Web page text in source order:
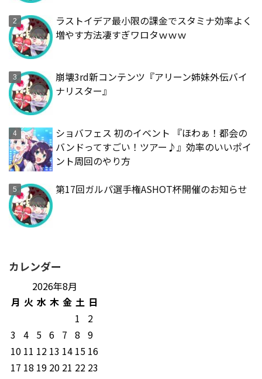
ラストイデア最小限の課金でスタミナ効率よく
増やす方法凄すぎワロタｗｗｗ
崩壊3rd新コンテンツ『アリーン姉妹外伝バイ
ナリスター』
ショバフェス 初のイベント 『ほわぁ！都会の
バンドってすごい！ツアー♪』効率のいいポイ
ント周回のやり方
第17回ガルパ選手権ASHOT杯開催のお知らせ
カレンダー
2026年8月
月 火 水 木 金 土 日
1
2
3 4 5 6 7 8 9
10 11 12 13 14 15 16
17 18 19 20 21 22 23